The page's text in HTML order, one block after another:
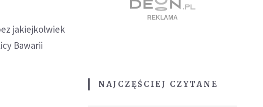
jakiejkolwiek
Bawarii
NAJCZĘŚCIEJ CZYTANE